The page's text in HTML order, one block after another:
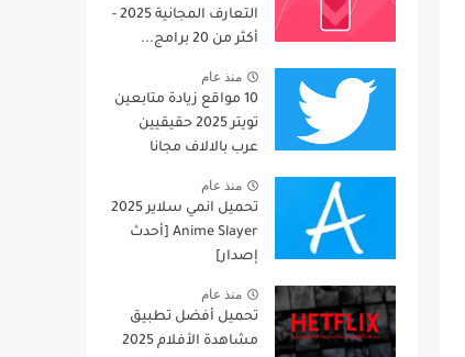
التعارف المجانية 2025 -
أكثر من 20 برامج...
منذ عام
10 مواقع زيادة متابعين
تويتر 2025 حقيقيين
عرب بالالاف مجانا
منذ عام
تحميل انمي سلاير 2025
Anime Slayer [أحدث
إصدار]
منذ عام
تحميل أفضل تطبيق
مشاهدة الأفلام 2025